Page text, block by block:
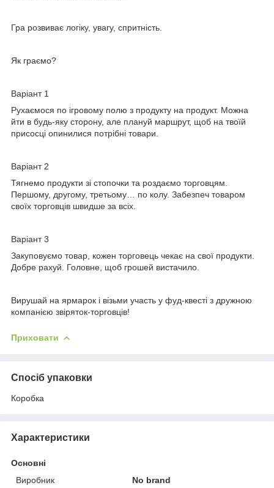
Гра розвиває логіку, увагу, спритність.
Як граємо?
Варіант 1
Рухаємося по ігровому полю з продукту на продукт. Можна
йти в будь-яку сторону, але плануй маршрут, щоб на твоїй
присосці опинилися потрібні товари.
Варіант 2
Тягнемо продукти зі стопочки та роздаємо торговцям.
Першому, другому, третьому… по колу. Забезпеч товаром
своїх торговців швидше за всіх.
Варіант 3
Закуповуємо товар, кожен торговець чекає на свої продукти.
Добре рахуй. Головне, щоб грошей вистачило.
Вирушай на ярмарок і візьми участь у фуд-квесті з дружною
компанією звіряток-торговців!
Приховати
Спосіб упаковки
Коробка
Характеристики
Основні
Виробник
No brand